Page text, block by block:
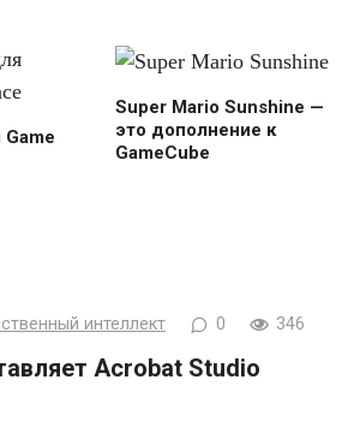
Super Mario Sunshine —
это дополнение к
GameCube
интеллект 0 346
Acrobat Studio